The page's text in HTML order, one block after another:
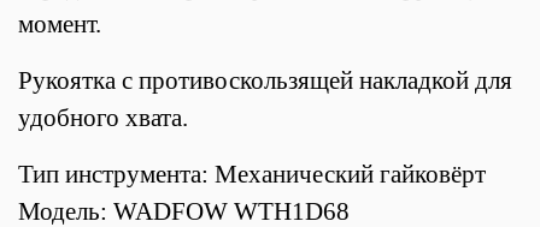
момент.
Рукоятка с противоскользящей накладкой для
удобного хвата.
Тип инструмента: Механический гайковёрт
Модель: WADFOW WTH1D68